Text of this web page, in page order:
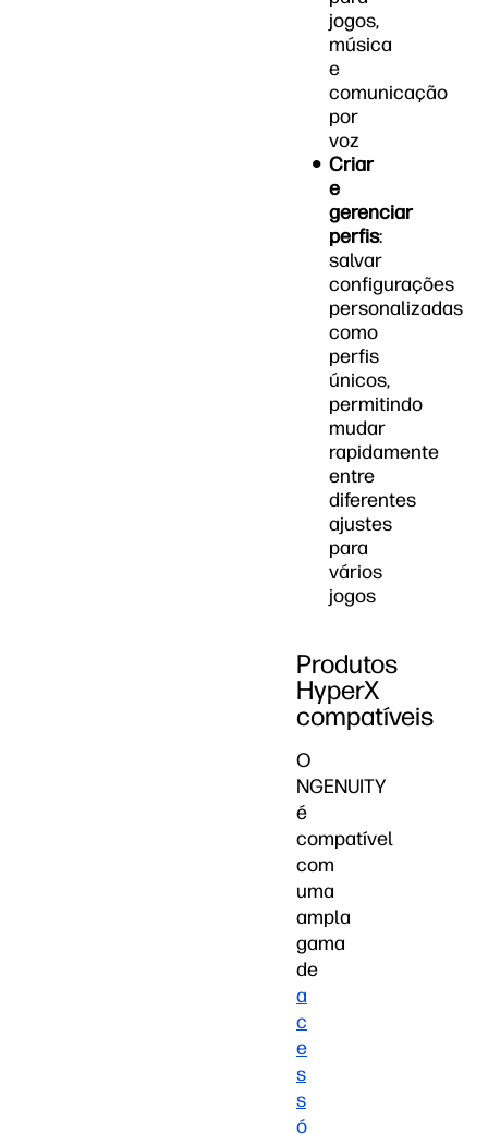
jogos,
música
e
comunicação
por
voz
Criar
e
gerenciar
perfis:
salvar
configurações
personalizadas
como
perfis
únicos,
permitindo
mudar
rapidamente
entre
diferentes
ajustes
para
vários
jogos
Produtos
HyperX
compatíveis
O
NGENUITY
é
compatível
com
uma
ampla
gama
de
a
c
e
s
s
ó